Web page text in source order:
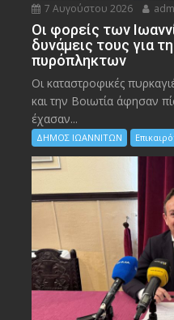
7 Αυγούστου 2026
Οι φορείς των
δυνάμεις τους για
πυρόπληκτων
Οι καταστροφικές
και την Bοιωτία άφησαν
έχασαν...
ΔΗΜΟΣ ΙΩΑΝΝΙΤΩΝ